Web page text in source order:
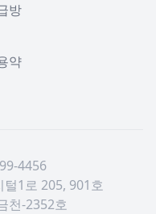
방
약
4456
1로 205, 901호
천-2352호